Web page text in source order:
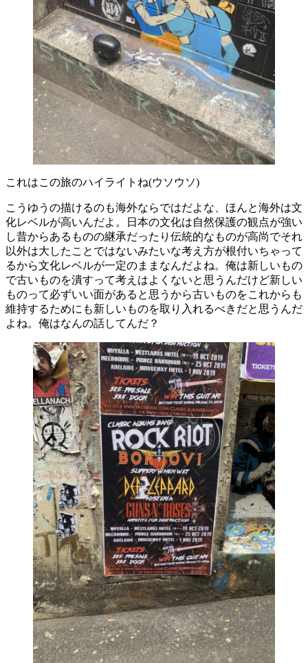
これはこの旅のハイライトね(ウソウソ)
こうゆうの描けるのも海外ならではだよな、ほんと海外は文
化レベルが高いんだよ。日本の文化は自然保護の観点が強い
し昔からあるものの継承だったり伝統的なものが高尚でそれ
以外は大したことではないみたいな考え方が根付いちゃって
るから文化レベルが一定のままなんだよね。俺は新しいもの
で古いものを潰すって考えはよくないと思うんだけど新しい
ものって必ずいい面があると思うから古いものをこれからも
維持するためにも新しいものを取り入れるべきだと思うんだ
よね。俺はなんの話してんだ？